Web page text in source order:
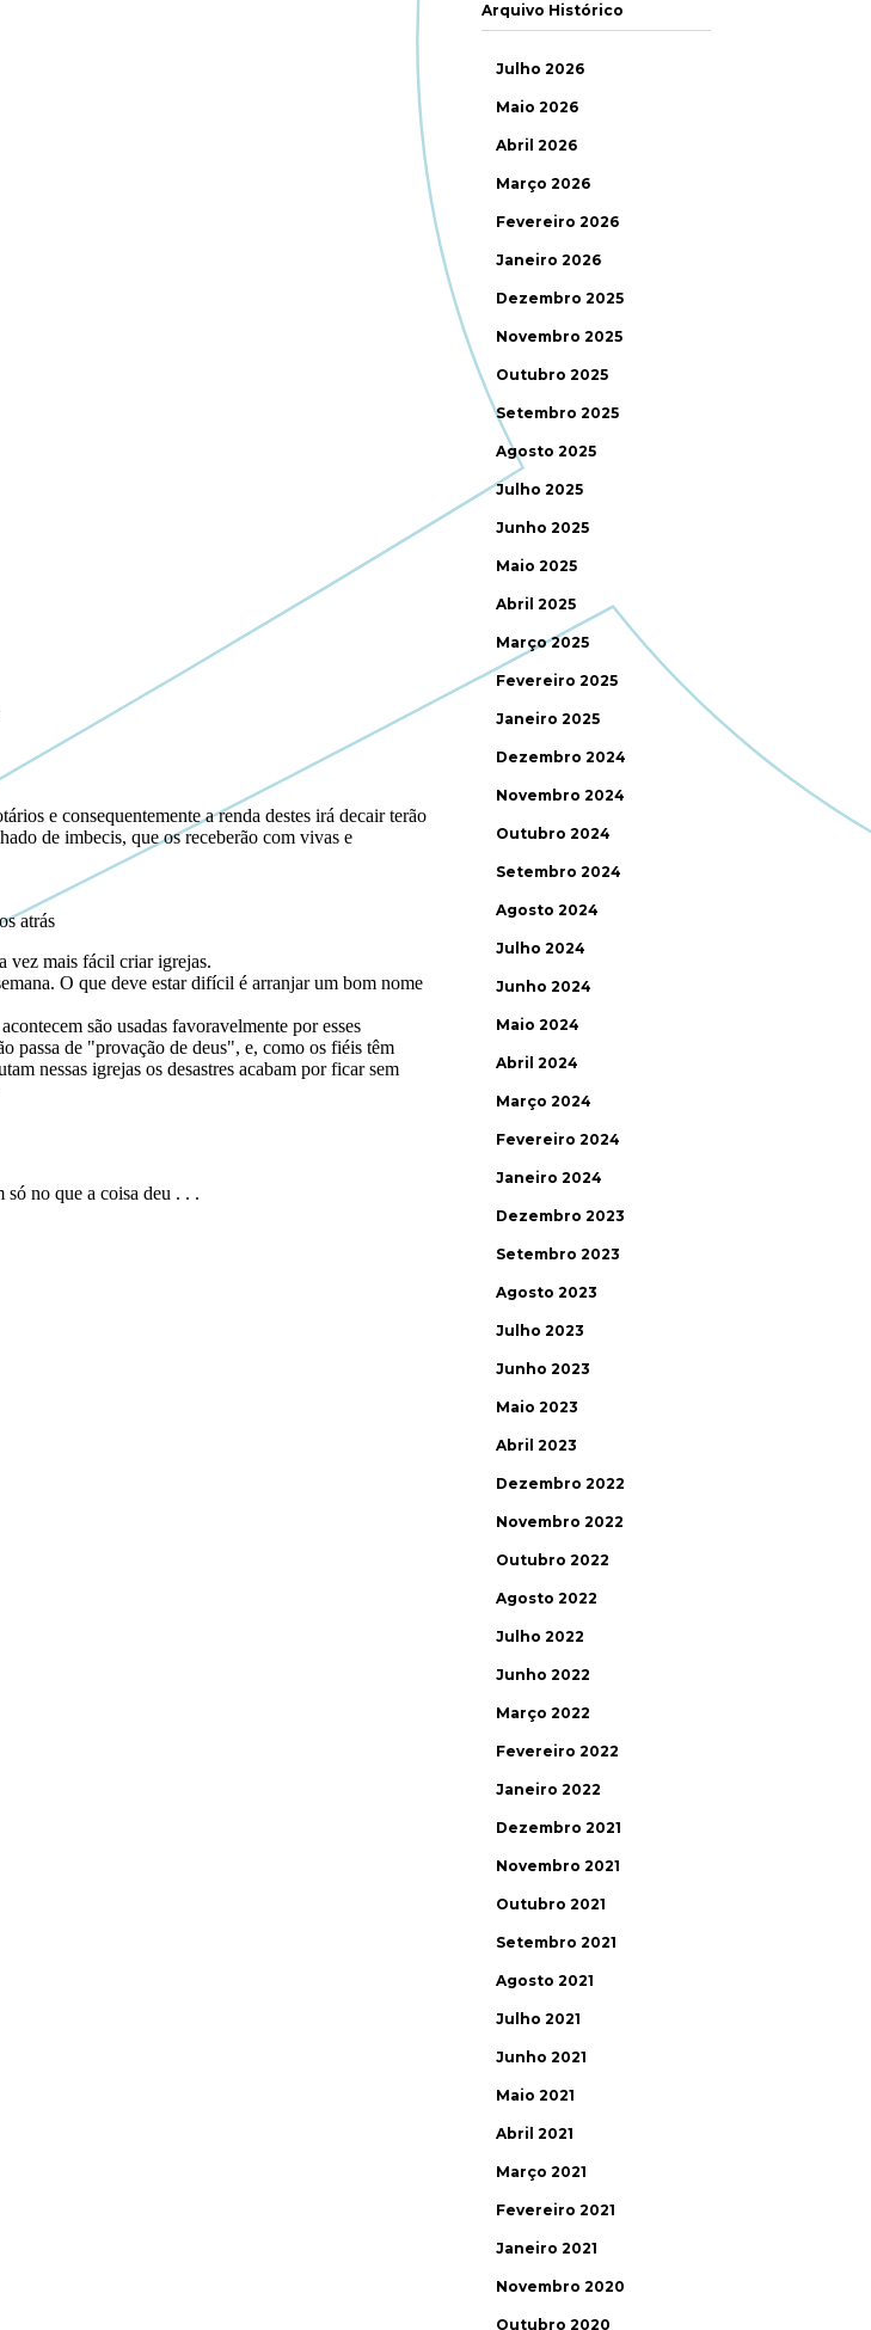
Arquivo Histórico
Julho 2026
Maio 2026
Abril 2026
Março 2026
Fevereiro 2026
Janeiro 2026
Dezembro 2025
Novembro 2025
Outubro 2025
Setembro 2025
Agosto 2025
Julho 2025
Junho 2025
Maio 2025
Abril 2025
Março 2025
Fevereiro 2025
Janeiro 2025
Dezembro 2024
Novembro 2024
Outubro 2024
Setembro 2024
Agosto 2024
Julho 2024
Junho 2024
Maio 2024
Abril 2024
Março 2024
Fevereiro 2024
Janeiro 2024
Dezembro 2023
Setembro 2023
Agosto 2023
Julho 2023
Junho 2023
Maio 2023
Abril 2023
Dezembro 2022
Novembro 2022
Outubro 2022
Agosto 2022
Julho 2022
Junho 2022
Março 2022
Fevereiro 2022
Janeiro 2022
Dezembro 2021
Novembro 2021
Outubro 2021
Setembro 2021
Agosto 2021
Julho 2021
Junho 2021
Maio 2021
Abril 2021
Março 2021
Fevereiro 2021
Janeiro 2021
Novembro 2020
Outubro 2020